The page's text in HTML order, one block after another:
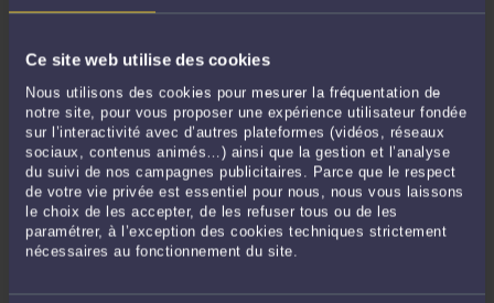
Ce site web utilise des cookies
Nous utilisons des cookies pour mesurer la fréquentation de
notre site, pour vous proposer une expérience utilisateur fondée
sur l’interactivité avec d’autres plateformes (vidéos, réseaux
sociaux, contenus animés…) ainsi que la gestion et l’analyse
du suivi de nos campagnes publicitaires. Parce que le respect
de votre vie privée est essentiel pour nous, nous vous laissons
le choix de les accepter, de les refuser tous ou de les
paramétrer, à l’exception des cookies techniques strictement
nécessaires au fonctionnement du site.
CONSOMMATION | DROIT DE LA CONSOMMATION APPLIQUÉ
“SOUS CONDITIONS” AUX CONTRATS B2B (LIBÉRAUX, ARTISANS,
COMMERÇANTS) | LIMITES | ENJEUX & STRATÉGIES
ParDominique KARPISEK-BETTANle 11/06/2026
Cass. com., 10 juin 2026, 24-22.673 | De Lage Landen Leasing aka DLL
Cass.civ.1ere, 28 mai 2026, 25-14.507 | Cass.crim. 6 janvier 2026, 24-81.212 |
Cass.com, 30 avril 2025, 24-10.316 | CA Poitiers 19 mai 2026, 25/01987 | CA Reims
24 mars 2026 25/00204 | CA Paris 4 novembre 2025 23/03705 | CA Aix-en-
Provence, 20 février 2025, 21/03997 AVERTISSEMENT LIMINAIRE: ...Lire la suite >